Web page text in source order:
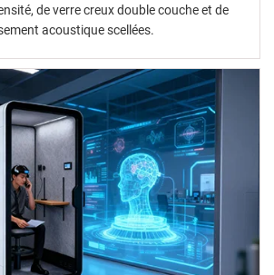
de verre creux double couche et de
acoustique scellées.